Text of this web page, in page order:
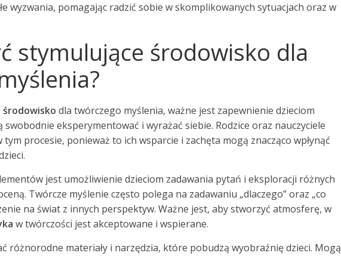
wyzwania, pomagając radzić sobie w skomplikowanych sytuacjach oraz w
stymulujące środowisko dla
dla twórczego myślenia, ważne jest zapewnienie dzieciom
eksperymentować i wyrażać siebie. Rodzice oraz nauczyciele
procesie, ponieważ to ich wsparcie i zachęta mogą znacząco wpłynąć
jest umożliwienie dzieciom zadawania pytań i eksploracji różnych
Twórcze myślenie często polega na zadawaniu „dlaczego” oraz „co
na świat z innych perspektyw. Ważne jest, aby stworzyć atmosferę, w
w twórczości jest akceptowane i wspierane.
różnorodne materiały i narzędzia, które pobudzą wyobraźnię dzieci. Mogą